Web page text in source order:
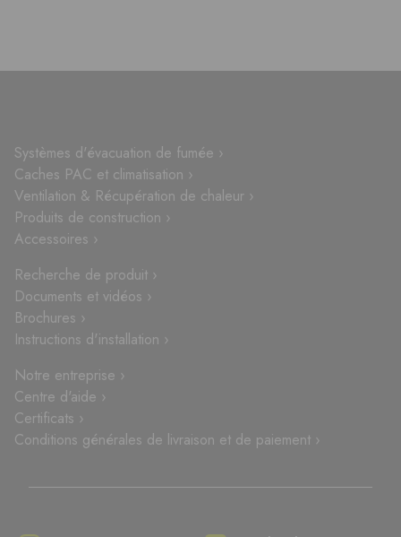
Systèmes d'évacuation de fumée ›
Caches PAC et climatisation ›
Ventilation & Récupération de chaleur ›
Produits de construction ›
Accessoires ›
Recherche de produit ›
Documents et vidéos ›
Brochures ›
Instructions d'installation ›
Notre entreprise ›
Centre d'aide ›
Certificats ›
Conditions générales de livraison et de paiement ›